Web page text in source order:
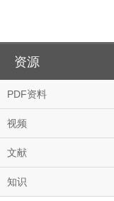
资源
PDF资料
视频
文献
知识